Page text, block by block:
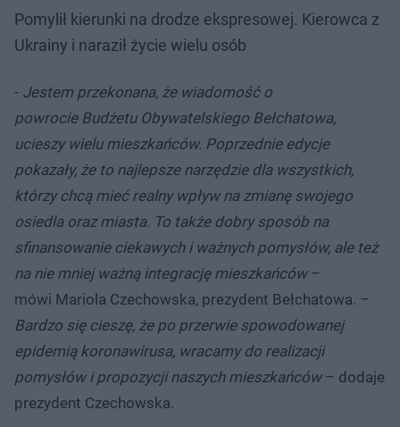
Pomylił kierunki na drodze ekspresowej. Kierowca z
Ukrainy i naraził życie wielu osób
- Jestem przekonana, że wiadomość o
powrocie Budżetu Obywatelskiego Bełchatowa,
ucieszy wielu mieszkańców. Poprzednie edycje
pokazały, że to najlepsze narzędzie dla wszystkich,
którzy chcą mieć realny wpływ na zmianę swojego
osiedla oraz miasta. To także dobry sposób na
sfinansowanie ciekawych i ważnych pomysłów, ale też
na nie mniej ważną integrację mieszkańców–
mówi Mariola Czechowska, prezydent Bełchatowa. –
Bardzo się cieszę, że po przerwie spowodowanej
epidemią koronawirusa, wracamy do realizacji
pomysłów i propozycji naszych mieszkańców– dodaje
prezydent Czechowska.